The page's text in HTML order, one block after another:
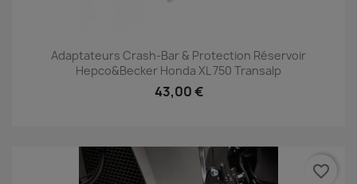
Adaptateurs Crash-Bar & Protection Réservoir
Hepco&Becker Honda XL 750 Transalp
43,00 €
favorite_border